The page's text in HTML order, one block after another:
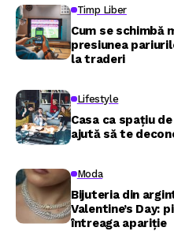
Timp Liber
Cum se schimbă
presiunea
la traderi
Lifestyle
Casa ca spațiu
ajută să te
Moda
Bijuteria din
Valentine’s Day:
întreaga apariție